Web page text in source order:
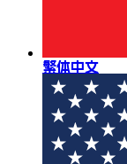
繁体中文